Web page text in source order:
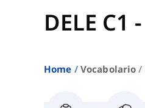
DELE C1 -
Home Vocabolario